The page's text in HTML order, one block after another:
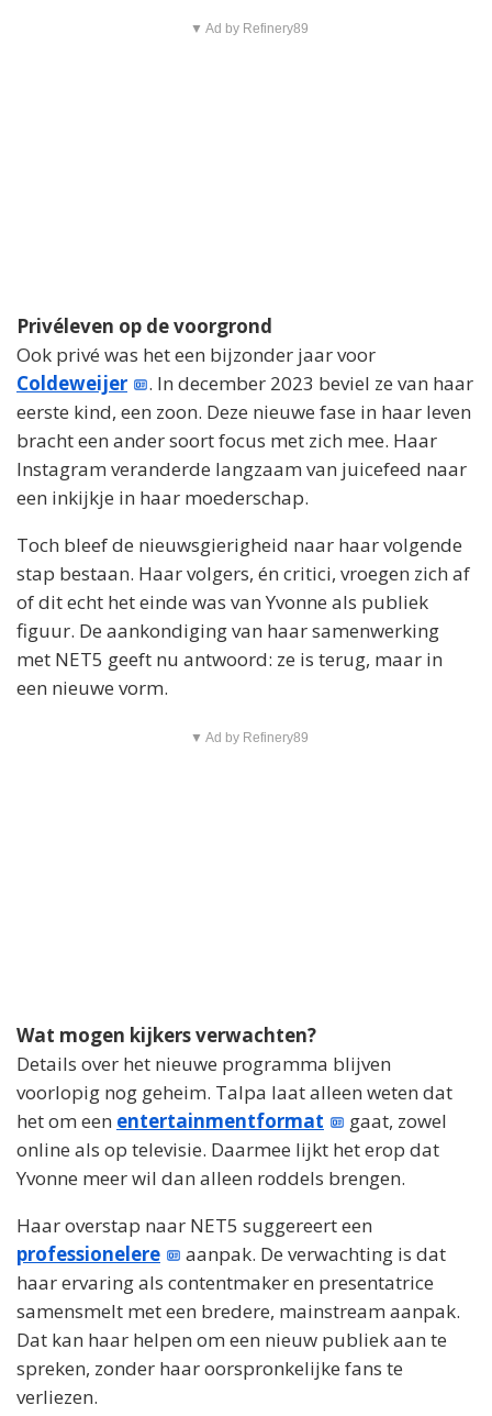
▼ Ad by Refinery89
Privéleven op de voorgrond
Ook privé was het een bijzonder jaar voor
Coldeweijer
. In december 2023 beviel ze van haar
eerste kind, een zoon. Deze nieuwe fase in haar leven
bracht een ander soort focus met zich mee. Haar
Instagram veranderde langzaam van juicefeed naar
een inkijkje in haar moederschap.
Toch bleef de nieuwsgierigheid naar haar volgende
stap bestaan. Haar volgers, én critici, vroegen zich af
of dit echt het einde was van Yvonne als publiek
figuur. De aankondiging van haar samenwerking
met NET5 geeft nu antwoord: ze is terug, maar in
een nieuwe vorm.
▼ Ad by Refinery89
Wat mogen kijkers verwachten?
Details over het nieuwe programma blijven
voorlopig nog geheim. Talpa laat alleen weten dat
het om een entertainmentformat
gaat, zowel
online als op televisie. Daarmee lijkt het erop dat
Yvonne meer wil dan alleen roddels brengen.
Haar overstap naar NET5 suggereert een
professionelere
aanpak. De verwachting is dat
haar ervaring als contentmaker en presentatrice
samensmelt met een bredere, mainstream aanpak.
Dat kan haar helpen om een nieuw publiek aan te
spreken, zonder haar oorspronkelijke fans te
verliezen.